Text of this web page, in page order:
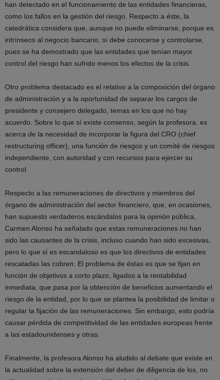
han detectado en el funcionamiento de las entidades financieras,
como los fallos en la gestión del riesgo. Respecto a éste, la
catedrática considera que, aunque no puede eliminarse, porque es
intrínseco al negocio bancario, sí debe conocerse y controlarse,
pues se ha demostrado que las entidades que tenían mayor
control del riesgo han sufrido menos los efectos de la crisis.
Otro problema destacado es el relativo a la composición del órgano
de administración y a la oportunidad de separar los cargos de
presidente y consejero delegado, temas en los que no hay
acuerdo. Sobre lo que sí existe consenso, según la profesora, es
acerca de la necesidad de incorporar la figura del CRO (chief
restructuring officer), una función de riesgos y un comité de riesgos
independiente, con autoridad y con recursos para ejercer su
control.
Respecto a las remuneraciones de directivos y miembros del
órgano de administración del sector financiero, que, en ocasiones,
han supuesto verdaderos escándalos para la opinión pública,
Carmen Alonso ha señalado que estas remuneraciones no han
sido las causantes de la crisis, incluso cuando han sido excesivas,
pero lo que sí es escandaloso es que los directivos de entidades
rescatadas las cobren. El problema de éstas es que se fijan en
función de objetivos a corto plazo, ligados a la rentabilidad
inmediata, que pasa por la obtención de beneficios aumentando el
riesgo de la entidad, por lo que se plantea la posibilidad de limitar o
regular la fijación de las remuneraciones. Sin embargo, esto podría
causar pérdida de competitividad de las entidades europeas frente
a las estadounidenses y otras.
Finalmente, la profesora Alonso ha aludido al debate que existe en
la actualidad sobre la extensión del deber de diligencia de los, no